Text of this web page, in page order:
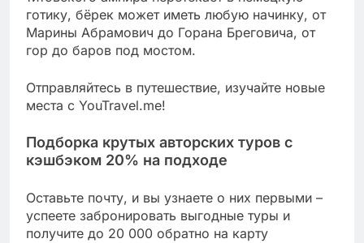
готику, бёрек может иметь любую начинку, от
Марины Абрамович до Горана Бреговича, от
гор до баров под мостом.
Отправляйтесь в путешествие, изучайте новые
места с YouTravel.me!
Подборка крутых авторских туров с
кэшбэком 20% на подходе
Оставьте почту, и вы узнаете о них первыми –
успеете забронировать выгодные туры и
получите до 20 000 обратно на карту